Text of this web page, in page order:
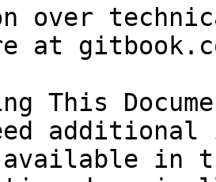
over
at
This
in